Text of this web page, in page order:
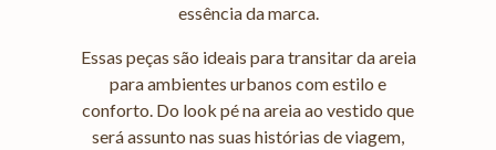
essência da marca.
Essas peças são ideais para transitar da areia
para ambientes urbanos com estilo e
conforto. Do look pé na areia ao vestido que
será assunto nas suas histórias de viagem,